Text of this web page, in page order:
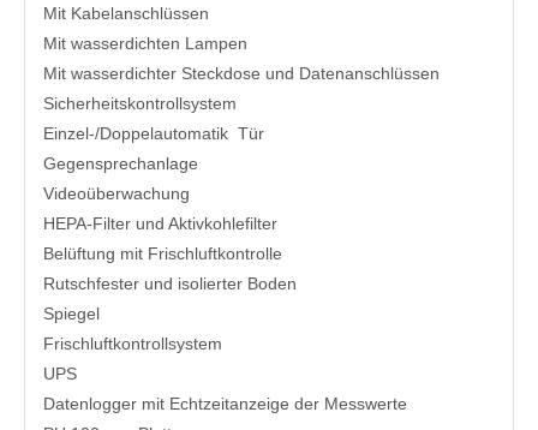
Mit Kabelanschlüssen
Mit wasserdichten Lampen
Mit wasserdichter Steckdose und Datenanschlüssen
Sicherheitskontrollsystem
Einzel-/Doppelautomatik Tür
Gegensprechanlage
Videoüberwachung
HEPA-Filter und Aktivkohlefilter
Belüftung mit Frischluftkontrolle
Rutschfester und isolierter Boden
Spiegel
Frischluftkontrollsystem
UPS
Datenlogger mit Echtzeitanzeige der Messwerte